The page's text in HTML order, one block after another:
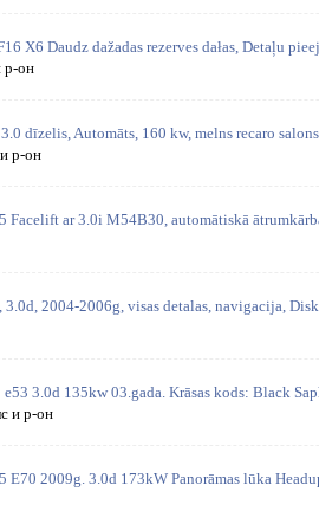
X6 Daudz dažadas rezerves dałas, Detaļu
р-он
dīzelis, Automāts, 160 kw, melns recaro
р-он
Facelift ar 3.0i M54B30, automātiskā
3.0d, 2004-2006g, visas detalas, navigacija,
3.0d 135kw 03.gada. Krāsas kods: Black
и р-он
E70 2009g. 3.0d 173kW Panorāmas lūka